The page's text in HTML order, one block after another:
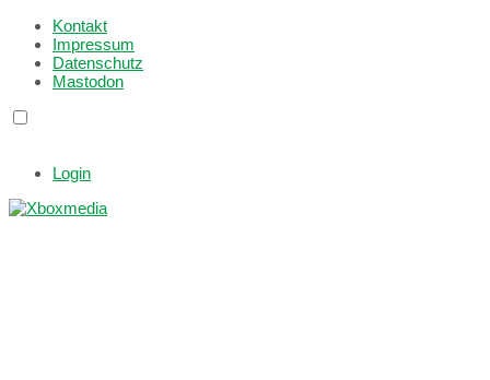
Kontakt
Impressum
Datenschutz
Mastodon
Login